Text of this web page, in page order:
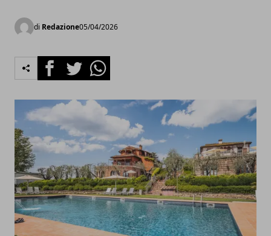
di Redazione05/04/2026
FacebookTwitterWhatsapp